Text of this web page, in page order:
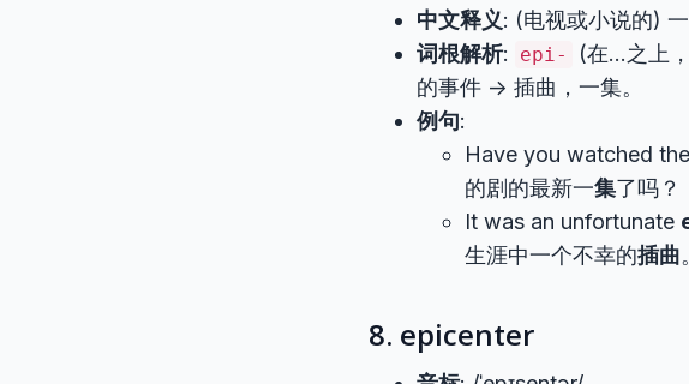
中文释义: (电视或小说的)
词根解析: epi- (在…之上
的事件 -> 插曲，一集。
例句:
Have you watched
的剧的最新一集了吗？
It was an unfortunate
生涯中一个不幸的插曲。
8. epicenter